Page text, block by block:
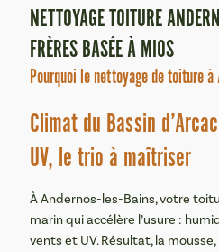
NETTOYAGE TOITURE
FRÈRES BASÉE À MIOS
Pourquoi le nettoyage de toiture
Climat du Bassin
UV, le trio à maîtriser
À Andernos-les-Bains, votre
marin qui accélère l’usure :
vents et UV. Résultat, la